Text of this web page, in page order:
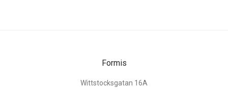
Formis
Wittstocksgatan 16A